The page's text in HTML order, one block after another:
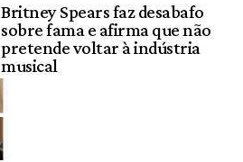
Britney Spears faz desabafo
sobre fama e afirma que não
pretende voltar à indústria
musical